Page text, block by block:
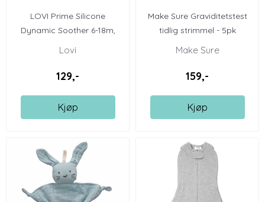
LOVI Prime Silicone
Dynamic Soother 6-18m,
2stk ...
Lovi
129,-
Kjøp
Make Sure Graviditetstest
tidlig strimmel - 5pk
Make Sure
159,-
Kjøp